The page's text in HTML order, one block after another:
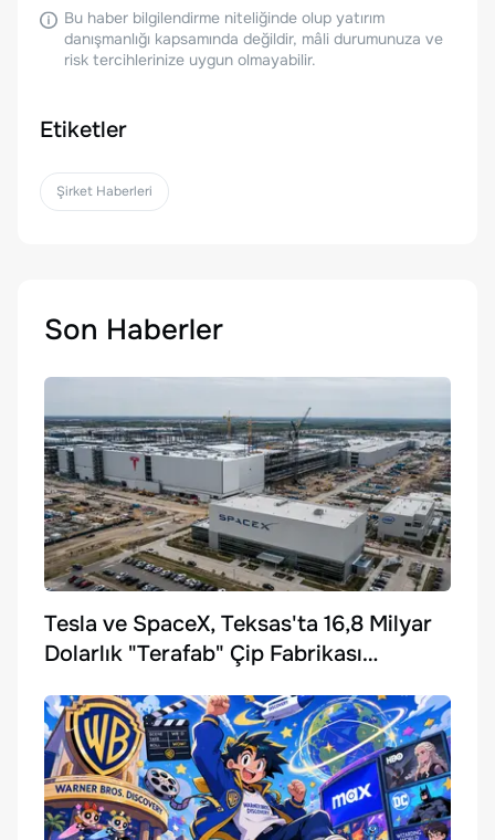
Bu haber bilgilendirme niteliğinde olup yatırım
danışmanlığı kapsamında değildir, mâli durumunuza ve
risk tercihlerinize uygun olmayabilir.
Etiketler
Şirket Haberleri
Son Haberler
Tesla ve SpaceX, Teksas'ta 16,8 Milyar
Dolarlık "Terafab" Çip Fabrikası